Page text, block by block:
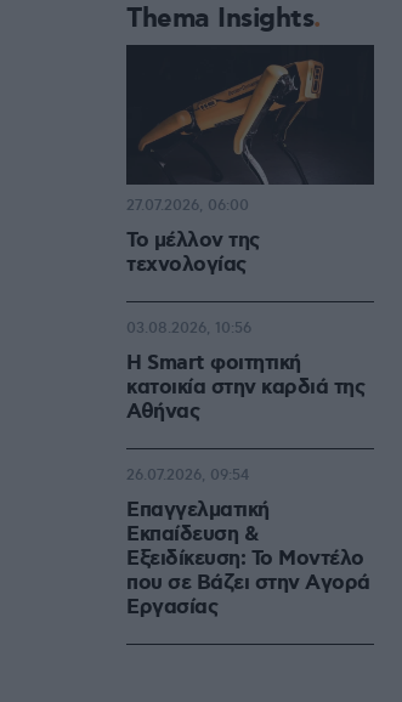
Thema Insights
Το μέλλον της
τεχνολογίας
27.07.2026, 06:00
Η Smart φοιτητική
κατοικία στην καρδιά της
Αθήνας
03.08.2026, 10:56
Επαγγελματική
Εκπαίδευση &
Εξειδίκευση: Το Mοντέλο
που σε Bάζει στην Aγορά
Eργασίας
26.07.2026, 09:54